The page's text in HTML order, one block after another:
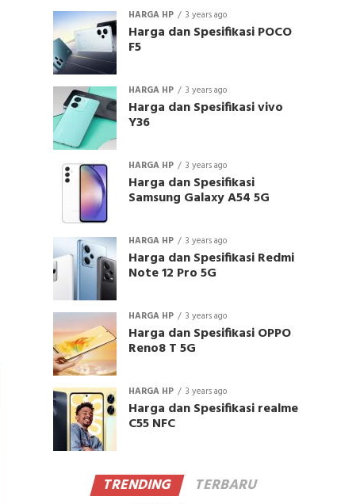
HARGA HP 3 years ago
Harga dan Spesifikasi POCO
F5
HARGA HP 3 years ago
Harga dan Spesifikasi vivo
Y36
HARGA HP 3 years ago
Harga dan Spesifikasi
Samsung Galaxy A54 5G
HARGA HP 3 years ago
Harga dan Spesifikasi Redmi
Note 12 Pro 5G
HARGA HP 3 years ago
Harga dan Spesifikasi OPPO
Reno8 T 5G
HARGA HP 3 years ago
Harga dan Spesifikasi realme
C55 NFC
TRENDING TERBARU